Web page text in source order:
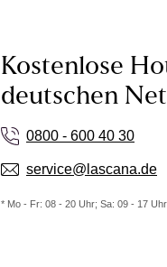
Kostenlose
deutschen
0800 - 600 40 30
service@lascana.de
* Mo - Fr: 08 - 20 Uhr; Sa: 09 - 17